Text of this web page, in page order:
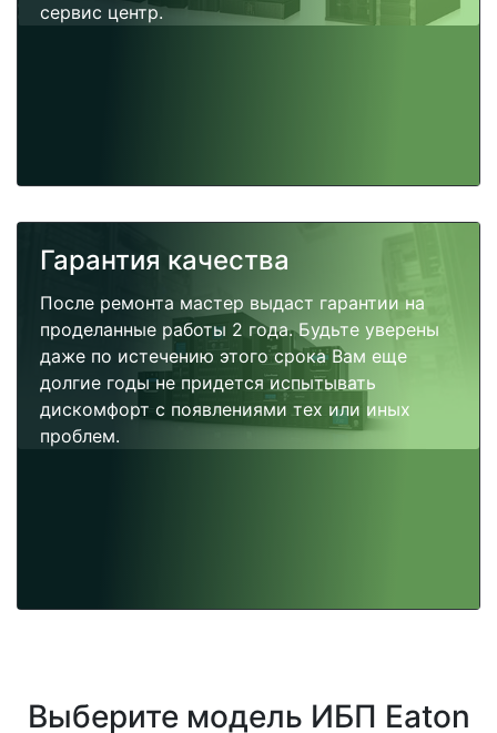
сервис центр.
Гарантия качества
После ремонта мастер выдаст гарантии на
проделанные работы 2 года. Будьте уверены
даже по истечению этого срока Вам еще
долгие годы не придется испытывать
дискомфорт с появлениями тех или иных
проблем.
Выберите модель ИБП Eaton